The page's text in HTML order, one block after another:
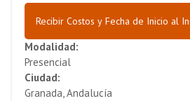
Recibir Costos y Fecha de Inicio al
Modalidad:
Presencial
Ciudad:
Granada, Andalucía